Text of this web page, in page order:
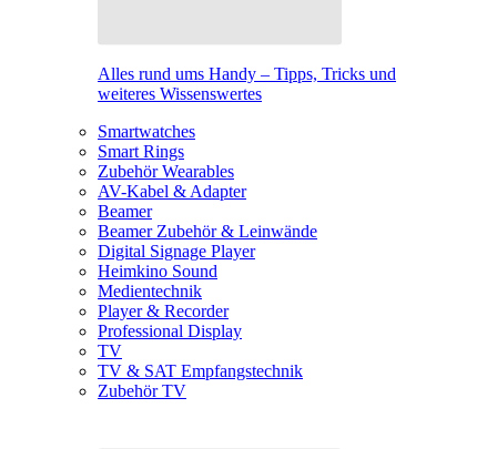
Alles rund ums Handy – Tipps, Tricks und
weiteres Wissenswertes
Smartwatches
Smart Rings
Zubehör Wearables
AV-Kabel & Adapter
Beamer
Beamer Zubehör & Leinwände
Digital Signage Player
Heimkino Sound
Medientechnik
Player & Recorder
Professional Display
TV
TV & SAT Empfangstechnik
Zubehör TV